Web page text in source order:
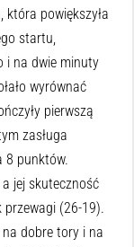
która powiększyła
startu,
i na dwie minuty
wyrównać
pierwszą
zasługa
8 punktów.
jej skuteczność
przewagi (26-19).
na dobre tory i na